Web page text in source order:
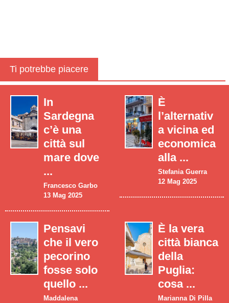
Ti potrebbe piacere
In
Sardegna
c’è una
città sul
mare dove
...
Francesco Garbo
13 Mag 2025
È
l’alternativ
a vicina ed
economica
alla ...
Stefania Guerra
12 Mag 2025
Pensavi
che il vero
pecorino
fosse solo
quello ...
Maddalena
È la vera
città bianca
della
Puglia:
cosa ...
Marianna Di Pilla